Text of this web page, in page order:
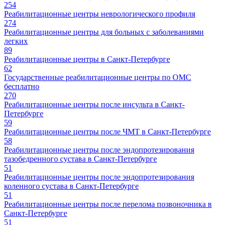
254
Реабилитационные центры неврологического профиля
274
Реабилитационные центры для больных с заболеваниями
легких
89
Реабилитационные центры в Санкт-Петербурге
62
Государственные реабилитационные центры по ОМС
бесплатно
270
Реабилитационные центры после инсульта в Санкт-
Петербурге
59
Реабилитационные центры после ЧМТ в Санкт-Петербурге
58
Реабилитационные центры после эндопротезирования
тазобедренного сустава в Санкт-Петербурге
51
Реабилитационные центры после эндопротезирования
коленного сустава в Санкт-Петербурге
51
Реабилитационные центры после перелома позвоночника в
Санкт-Петербурге
51